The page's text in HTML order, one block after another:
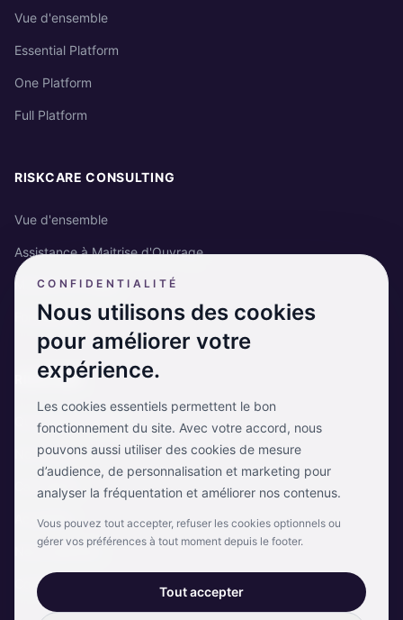
CONFIDENTIALITÉ
Nous utilisons des cookies
pour améliorer votre
expérience.
Les cookies essentiels permettent le bon
fonctionnement du site. Avec votre accord, nous
pouvons aussi utiliser des cookies de mesure
d’audience, de personnalisation et marketing pour
analyser la fréquentation et améliorer nos contenus.
Vous pouvez tout accepter, refuser les cookies optionnels ou
gérer vos préférences à tout moment depuis le footer.
Tout accepter
Vue d'ensemble
Essential Platform
One Platform
Full Platform
RISKCARE CONSULTING
Vue d'ensemble
Assistance à Maitrise d'Ouvrage
Missions en Régie
Formations
RISKCARE
Qui sommes-nous
Nos clients
Cas clients
Actualités
Nous rejoindre
Contact